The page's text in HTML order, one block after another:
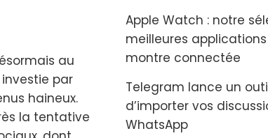
au
par
haineux.
la tentative
Apple Watch : notre
meilleures
montre connectée
Telegram lance un
d’importer vos
WhatsApp